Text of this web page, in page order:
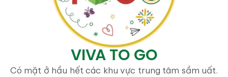
VIVA TO GO
Có mặt ở hầu hết các khu vực trung tâm sầm uất.